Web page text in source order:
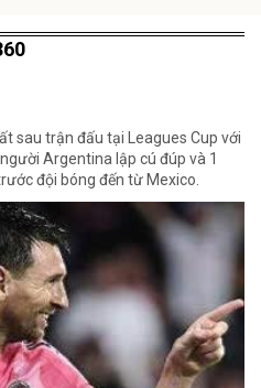
sau trận đấu tại Leagues Cup với
Argentina lập cú đúp và 1
đội bóng đến từ Mexico.